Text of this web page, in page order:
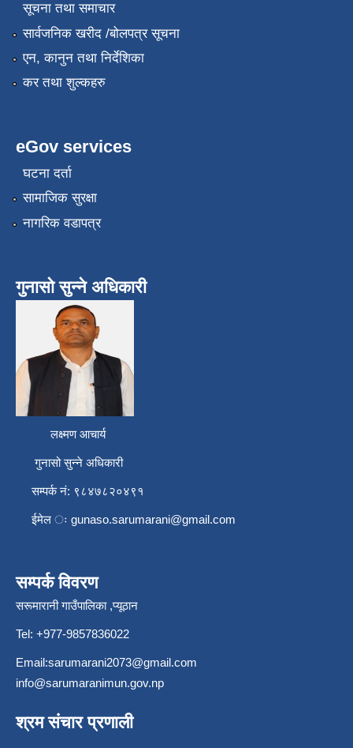
सूचना तथा समाचार
सार्वजनिक खरीद /बोलपत्र सूचना
एन, कानुन तथा निर्देशिका
कर तथा शुल्कहरु
eGov services
घटना दर्ता
सामाजिक सुरक्षा
नागरिक वडापत्र
गुनासो सुन्ने अधिकारी
लक्ष्मण आचार्य
गुनासो सुन्ने अधिकारी
सम्पर्क नं: ९८४७८२०४९१
ईमेल ः gunaso.sarumarani@gmail.com
सम्पर्क विवरण
सरूमारानी गाउँपालिका ,प्यूठान
Tel: +977-9857836022
Email:sarumarani2073@gmail.com
info@sarumaranimun.gov.np
श्रम संचार प्रणाली